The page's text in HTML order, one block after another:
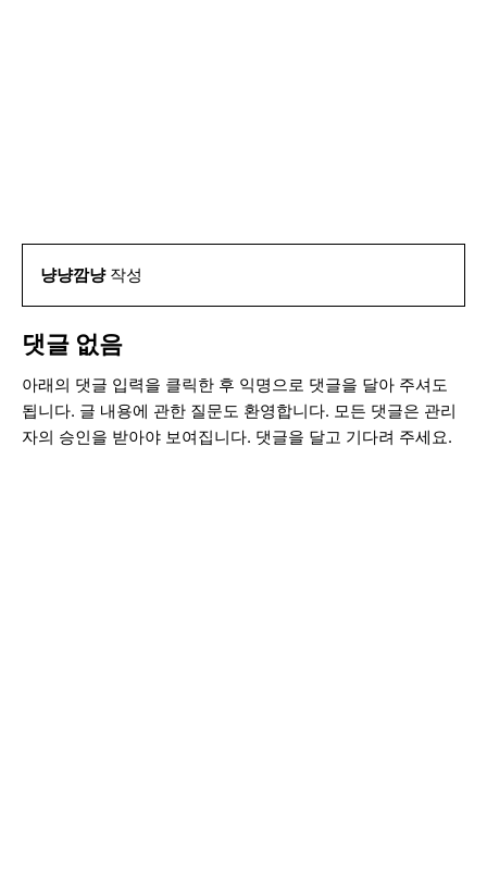
냥냥깜냥작성
댓글 없음
아래의 댓글 입력을 클릭한 후 익명으로 댓글을 달아 주셔도
됩니다. 글 내용에 관한 질문도 환영합니다. 모든 댓글은 관리
자의 승인을 받아야 보여집니다. 댓글을 달고 기다려 주세요.